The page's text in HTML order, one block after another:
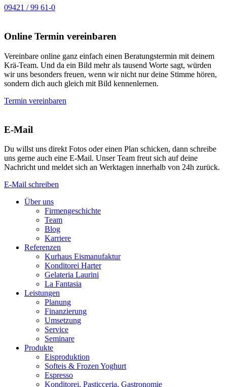
09421 / 99 61-0
Online Termin vereinbaren
Vereinbare online ganz einfach einen Beratungstermin mit deinem
Krä-Team. Und da ein Bild mehr als tausend Worte sagt, würden
wir uns besonders freuen, wenn wir nicht nur deine Stimme hören,
sondern dich auch gleich mit Bild kennenlernen.
Termin vereinbaren
E-Mail
Du willst uns direkt Fotos oder einen Plan schicken, dann schreibe
uns gerne auch eine E-Mail. Unser Team freut sich auf deine
Nachricht und meldet sich an Werktagen innerhalb von 24h zurück.
E-Mail schreiben
Über uns
Firmengeschichte
Team
Blog
Karriere
Referenzen
Kurhaus Eismanufaktur
Konditorei Harter
Gelateria Laurini
La Fantasia
Leistungen
Planung
Finanzierung
Umsetzung
Service
Seminare
Produkte
Eisproduktion
Softeis & Frozen Yoghurt
Espresso
Konditorei, Pasticceria, Gastronomie